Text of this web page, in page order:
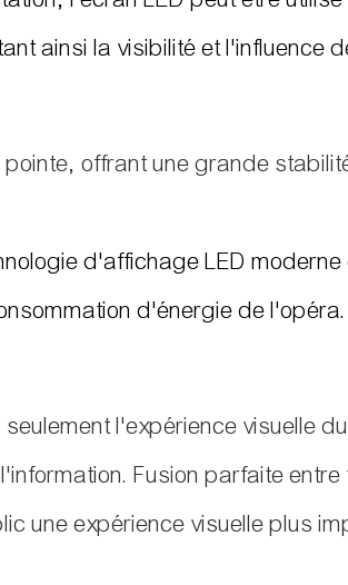
ainsi la visibilité et l'influence
offrant une grande
d'affichage LED
d'énergie de l'opéra.
l'expérience visuelle
Fusion parfaite
une expérience visuelle plus